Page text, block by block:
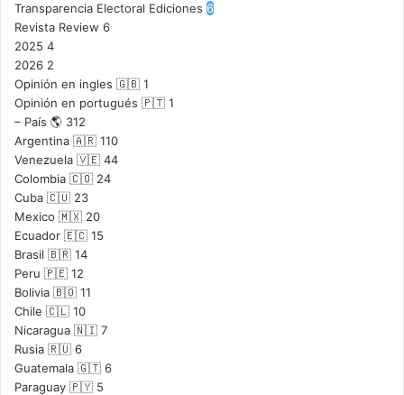
Transparencia Electoral Ediciones 6
Revista Review 6
2025 4
2026 2
Opinión en ingles 🇬🇧 1
Opinión en portugués 🇵🇹 1
– País 🌎 312
Argentina 🇦🇷 110
Venezuela 🇻🇪 44
Colombia 🇨🇴 24
Cuba 🇨🇺 23
Mexico 🇲🇽 20
Ecuador 🇪🇨 15
Brasil 🇧🇷 14
Peru 🇵🇪 12
Bolivia 🇧🇴 11
Chile 🇨🇱 10
Nicaragua 🇳🇮 7
Rusia 🇷🇺 6
Guatemala 🇬🇹 6
Paraguay 🇵🇾 5